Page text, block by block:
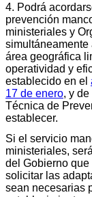
4. Podrá
prevención
ministeriales y
simultáneamente
área geográfica
operatividad y
establecido en el
17 de enero, y
Técnica de
establecer.
Si el servicio
ministeriales,
del Gobierno
solicitar las
sean necesarias